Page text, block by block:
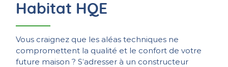
Habitat HQE
Vous craignez que les aléas techniques ne
compromettent la qualité et le confort de votre
future maison ? S’adresser à un constructeur